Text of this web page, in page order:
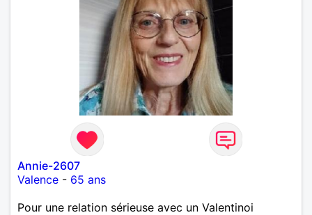
Annie-2607
Valence - 65 ans
Pour une relation sérieuse avec un Valentinoi